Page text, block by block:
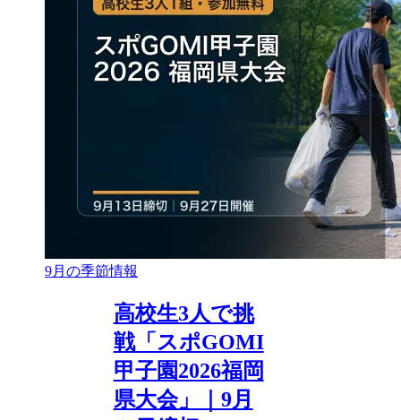
9月の季節情報
高校生3人で挑
戦「スポGOMI
甲子園2026福岡
県大会」｜9月